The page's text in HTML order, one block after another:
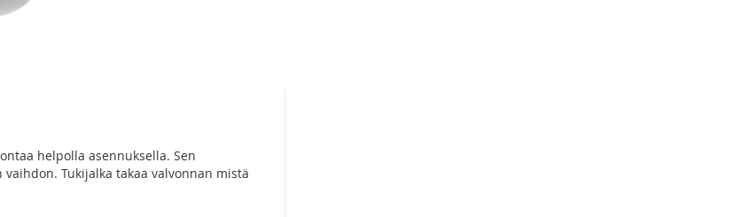
helpolla asennuksella. Sen
Tukijalka takaa valvonnan mistä